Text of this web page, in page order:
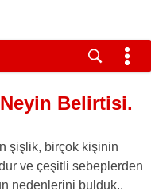
Belirtisi.
şişlik, birçok kişinin
ve çeşitli sebeplerden
nedenlerini bulduk..